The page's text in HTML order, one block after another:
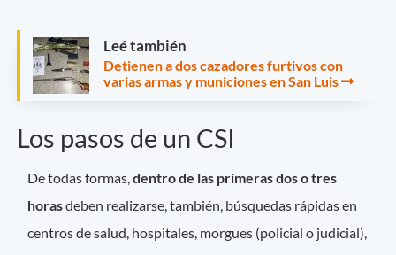
Leé también
Detienen a dos cazadores furtivos con
varias armas y municiones en San Luis
Los pasos de un CSI
De todas formas,dentro de las primeras dos o tres
horasdeben realizarse, también, búsquedas rápidas en
centros de salud, hospitales, morgues (policial o judicial),